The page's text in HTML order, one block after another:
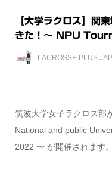
【大学ラクロス】関
きた！〜 NPU
LACROSSE PLUS
筑波大学女子ラクロス部
National and public
2022 〜 が開催されます。